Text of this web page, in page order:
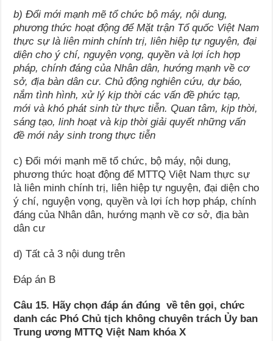
b) Đổi mới mạnh mẽ tổ chức bộ máy, nội dung,
phương thức hoạt động để Mặt trận Tổ quốc Việt Nam
thực sự là liên minh chính trị, liên hiệp tự nguyện, đại
diện cho ý chí, nguyện vọng, quyền và lợi ích hợp
pháp, chính đáng của Nhân dân, hướng mạnh về cơ
sở, địa bàn dân cư. Chủ động nghiên cứu, dự báo,
nắm tình hình, xử lý kịp thời các vấn đề phức tạp,
mới và khó phát sinh từ thực tiễn. Quan tâm, kịp thời,
sáng tạo, linh hoạt và kịp thời giải quyết những vấn
đề mới nảy sinh trong thực tiễn
c) Đổi mới mạnh mẽ tổ chức, bộ máy, nội dung,
phương thức hoạt động để MTTQ Việt Nam thực sự
là liên minh chính trị, liên hiệp tự nguyện, đại diện cho
ý chí, nguyện vọng, quyền và lợi ích hợp pháp, chính
đáng của Nhân dân, hướng mạnh về cơ sở, địa bàn
dân cư
d) Tất cả 3 nội dung trên
Đáp án B
Câu 15. Hãy chọn đáp án đúng về tên gọi, chức
danh các Phó Chủ tịch không chuyên trách Ủy ban
Trung ương MTTQ Việt Nam khóa X